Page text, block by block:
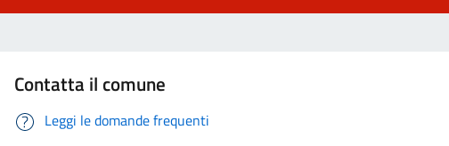
Contatta il comune
Leggi le domande frequenti